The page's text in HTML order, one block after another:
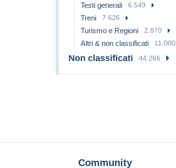
Testi generali 6.549
Treni 7.626
Turismo e Regioni 2.870
Altri & non classificati 11.000
Non classificati 44.266
Community